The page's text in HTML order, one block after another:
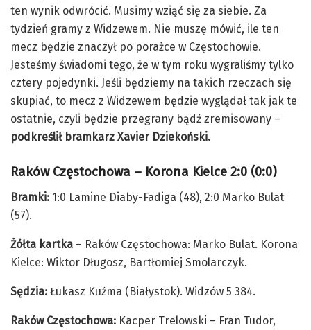
ten wynik odwrócić. Musimy wziąć się za siebie. Za
tydzień gramy z Widzewem. Nie muszę mówić, ile ten
mecz będzie znaczył po porażce w Częstochowie.
Jesteśmy świadomi tego, że w tym roku wygraliśmy tylko
cztery pojedynki. Jeśli będziemy na takich rzeczach się
skupiać, to mecz z Widzewem będzie wyglądał tak jak te
ostatnie, czyli będzie przegrany bądź zremisowany –
podkreślił bramkarz Xavier Dziekoński.
Raków Częstochowa – Korona Kielce 2:0 (0:0)
Bramki: 1:0 Lamine Diaby-Fadiga (48), 2:0 Marko Bulat
(57).
Żółta kartka – Raków Częstochowa: Marko Bulat. Korona
Kielce: Wiktor Długosz, Bartłomiej Smolarczyk.
Sędzia: Łukasz Kuźma (Białystok). Widzów 5 384.
Raków Częstochowa: Kacper Trelowski – Fran Tudor,